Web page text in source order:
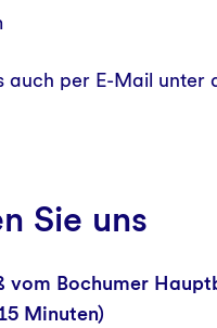
auch per E-Mail unter
Sie uns
vom Bochumer
Minuten)